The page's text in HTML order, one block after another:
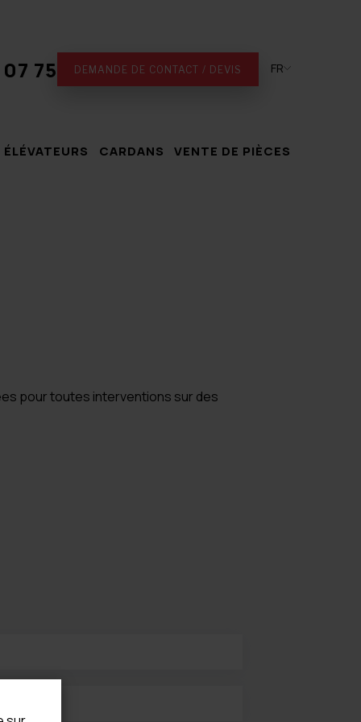
75 DEMANDE DE CONTACT / DEVIS FR
CARDANS VENTE DE PIÈCES
pour toutes interventions sur des